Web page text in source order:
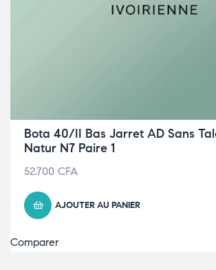
Bota 40/II Bas Jarret AD Sans
Natur N7 Paire 1
52.700 CFA
AJOUTER AU PANIER
Comparer